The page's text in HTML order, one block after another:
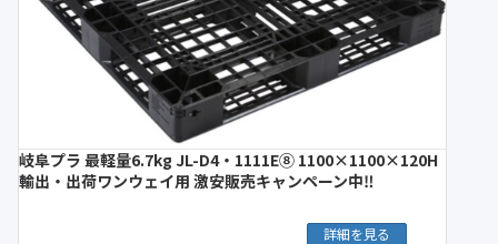
岐阜プラ 最軽量6.7kg JL-D4・1111E⑧ 1100×1100×120H
輸出・出荷ワンウェイ用 激安販売キャンペーン中‼︎
詳細を見る